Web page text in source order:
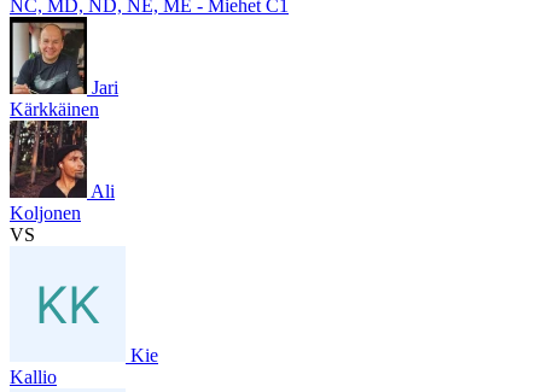
NC, MD, ND, NE, ME - Miehet C1
Jari
Kärkkäinen
Ali
Koljonen
VS
Kie
Kallio